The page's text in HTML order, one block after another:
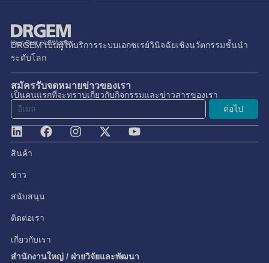
DRGEM เป็นผู้ให้บริการระบบเอกซเรย์วินิจฉัยเชิงนวัตกรรมชั้นนำ
ระดับโลก
สมัครรับจดหมายข่าวของเรา
เป็นคนแรกที่จะทราบเกี่ยวกับกิจกรรมและข่าวสารของเรา
ต่อไป
สินค้า
ข่าว
สนับสนุน
ติดต่อเรา
เกี่ยวกับเรา
สำนักงานใหญ่ / ฝ่ายวิจัยและพัฒนา